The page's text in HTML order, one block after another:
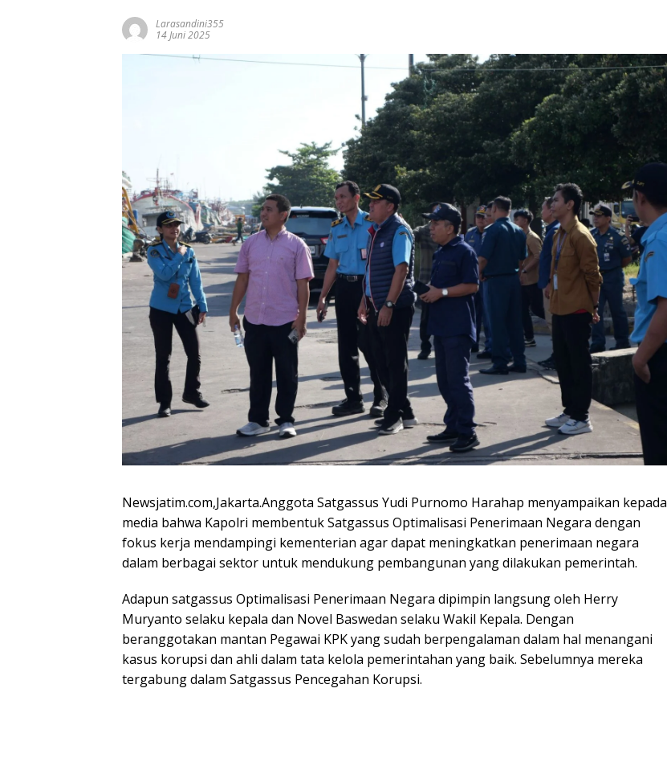
Larasandini355
14 Juni 2025
Newsjatim.com,Jakarta.Anggota Satgassus Yudi Purnomo Harahap menyampaikan kepada
media bahwa Kapolri membentuk Satgassus Optimalisasi Penerimaan Negara dengan
fokus kerja mendampingi kementerian agar dapat meningkatkan penerimaan negara
dalam berbagai sektor untuk mendukung pembangunan yang dilakukan pemerintah.
Adapun satgassus Optimalisasi Penerimaan Negara dipimpin langsung oleh Herry
Muryanto selaku kepala dan Novel Baswedan selaku Wakil Kepala. Dengan
beranggotakan mantan Pegawai KPK yang sudah berpengalaman dalam hal menangani
kasus korupsi dan ahli dalam tata kelola pemerintahan yang baik. Sebelumnya mereka
tergabung dalam Satgassus Pencegahan Korupsi.